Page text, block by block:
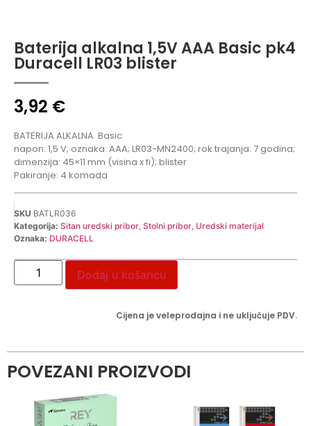
Baterija alkalna 1,5V AAA Basic pk4
Duracell LR03 blister
3,92 €
BATERIJA ALKALNA Basic
napon: 1,5 V; oznaka: AAA; LR03-MN2400; rok trajanja: 7 godina;
dimenzija: 45×11 mm (visina x fi); blister
Pakiranje: 4 komada
SKU BATLR036
Kategorija: Sitan uredski pribor Stolni pribor Uredski materijal
Oznaka: DURACELL
Dodaj u košaricu
Cijena je veleprodajna i ne uključuje PDV.
POVEZANI PROIZVODI